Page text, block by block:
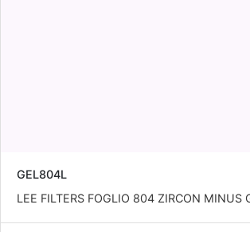
GEL804L
LEE FILTERS FOGLIO 804 ZIRCON MINUS